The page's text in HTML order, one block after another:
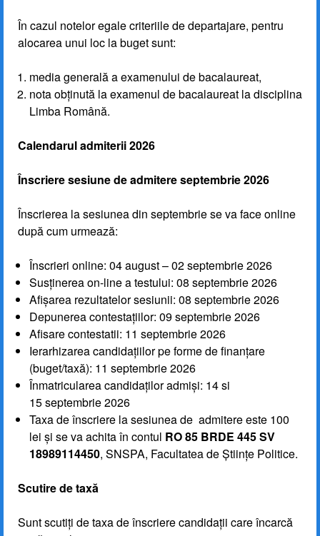
În cazul notelor egale criteriile de departajare, pentru
alocarea unui loc la buget sunt:
media generală a examenului de bacalaureat,
nota obținută la examenul de bacalaureat la disciplina
Limba Română.
Calendarul admiterii 2026
Înscriere sesiune de admitere septembrie 2026
Înscrierea la sesiunea din septembrie se va face online
după cum urmează:
Înscrieri online: 04 august – 02 septembrie 2026
Susținerea on-line a testului: 08 septembrie 2026
Afișarea rezultatelor sesiunii: 08 septembrie 2026
Depunerea contestațiilor: 09 septembrie 2026
Afisare contestatii: 11 septembrie 2026
Ierarhizarea candidațiilor pe forme de finanțare
(buget/taxă): 11 septembrie 2026
Înmatricularea candidaților admiși: 14 si
15 septembrie 2026
Taxa de înscriere la sesiunea de admitere este 100
lei și se va achita în contul RO 85 BRDE 445 SV
18989114450, SNSPA, Facultatea de Științe Politice.
Scutire de taxă
Sunt scutiţi de taxa de înscriere candidaţii care încarcă